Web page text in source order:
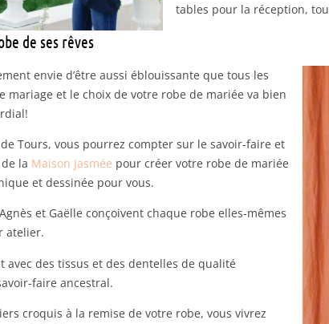
tables pour la réception,
de ses rêves
envie d’être aussi éblouissante que tous les
mariage et le choix de votre robe de mariée va bien
Tours, vous pourrez compter sur le savoir-faire et
la Maison Jasmée pour créer votre robe de mariée
et dessinée pour vous.
et Gaëlle conçoivent chaque robe elles-mêmes
atelier.
avec des tissus et des dentelles de qualité
faire ancestral.
croquis à la remise de votre robe, vous vivrez